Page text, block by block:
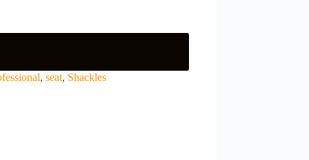
, seat, Shackles